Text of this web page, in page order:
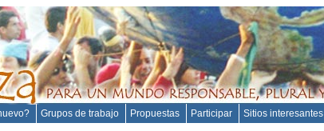
Grupos de trabajo Propuestas Participar Sitios interesantes